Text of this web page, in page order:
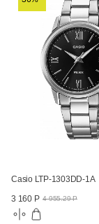
Casio LTP-1303DD-1A
3 160 Р 4 955.29 Р